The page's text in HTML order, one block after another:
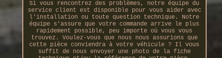
Si vous rencontrez des problèmes, notre équipe du
service client est disponible pour vous aider avec
l'installation ou toute question technique. Notre
équipe s'assure que votre commande arrive le plus
rapidement possible, peu importe où vous vous
trouvez. Voulez-vous que nous nous assurions que
cette pièce conviendra à votre véhicule ? Il vous
suffit de nous envoyer une photo de la fiche